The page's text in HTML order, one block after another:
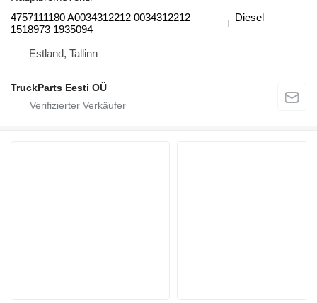
4757111180 A0034312212 0034312212
1518973 1935094
Diesel
Estland, Tallinn
TruckParts Eesti OÜ